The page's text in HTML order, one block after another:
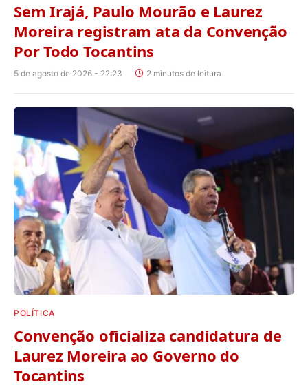
Sem Irajá, Paulo Mourão e Laurez
Moreira registram ata da Convenção
Por Todo Tocantins
5 de agosto de 2026 - 22:23 2 minutos de leitura
POLÍTICA
Convenção oficializa candidatura de
Laurez Moreira ao Governo do
Tocantins